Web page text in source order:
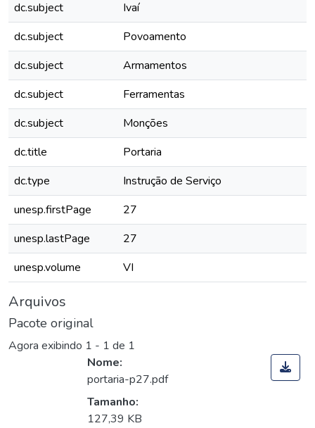
dc.subject
Ivaí
dc.subject
Povoamento
dc.subject
Armamentos
dc.subject
Ferramentas
dc.subject
Monções
dc.title
Portaria
dc.type
Instrução de Serviço
unesp.firstPage
27
unesp.lastPage
27
unesp.volume
VI
Arquivos
Pacote original
Agora exibindo 1 - 1 de 1
Nome:
portaria-p27.pdf
Tamanho:
127,39 KB